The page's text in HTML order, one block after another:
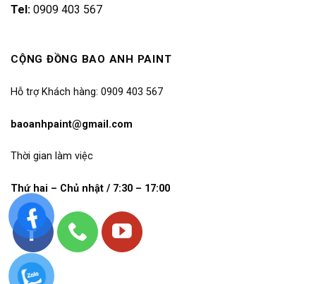
Tel: 0909 403 567
CỘNG ĐỒNG BAO ANH PAINT
Hỗ trợ Khách hàng: 0909 403 567
baoanhpaint@gmail.com
Thời gian làm việc
Thứ hai – Chủ nhật / 7:30 – 17:00